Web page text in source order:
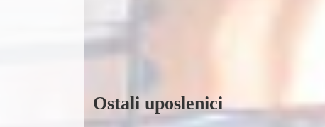
Ostali uposlenici